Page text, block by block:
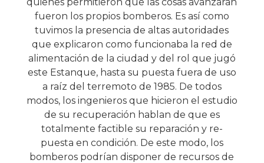
fueron los propios bomberos. Es así como
tuvimos la presencia de altas autoridades
que explicaron como funcionaba la red de
alimentación de la ciudad y del rol que jugó
este Estanque, hasta su puesta fuera de uso
a raíz del terremoto de 1985. De todos
modos, los ingenieros que hicieron el estudio
de su recuperación hablan de que es
totalmente factible su reparación y re-
puesta en condición. De este modo, los
bomberos podrían disponer de recursos de